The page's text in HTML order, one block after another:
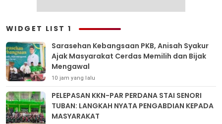
WIDGET LIST 1
Sarasehan Kebangsaan PKB, Anisah Syakur
Ajak Masyarakat Cerdas Memilih dan Bijak
Mengawal
10 jam yang lalu
PELEPASAN KKN-PAR PERDANA STAI SENORI
TUBAN: LANGKAH NYATA PENGABDIAN KEPADA
MASYARAKAT